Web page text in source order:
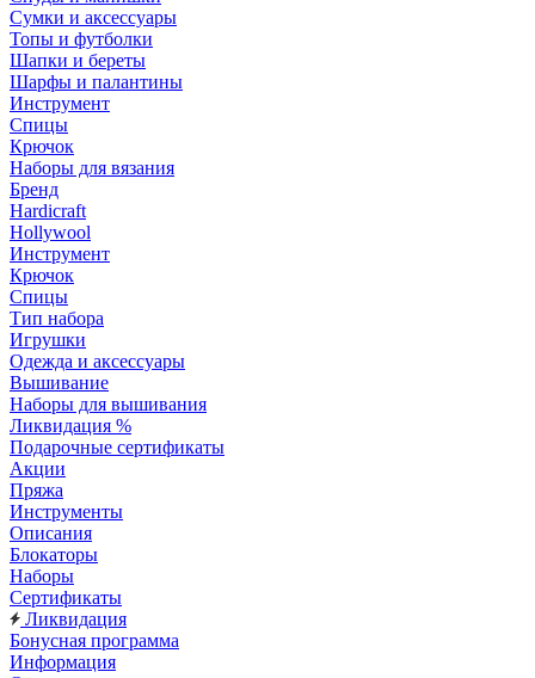
Сумки и аксессуары
Топы и футболки
Шапки и береты
Шарфы и палантины
Инструмент
Спицы
Крючок
Наборы для вязания
Бренд
Hardicraft
Hollywool
Инструмент
Крючок
Спицы
Тип набора
Игрушки
Одежда и аксессуары
Вышивание
Наборы для вышивания
Ликвидация %
Подарочные сертификаты
Акции
Пряжа
Инструменты
Описания
Блокаторы
Наборы
Сертификаты
Ликвидация
Бонусная программа
Информация